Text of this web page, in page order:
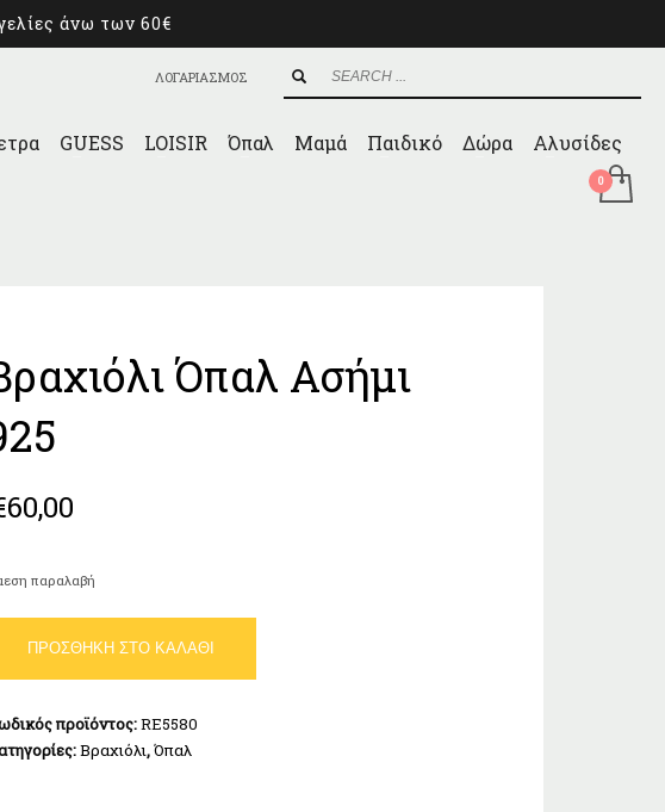
άνω των 60€
ΛΟΓΑΡΙΑΣΜΟΣ
GUESS LOISIR Όπαλ Μαμά Παιδικό Δώρα Αλυσίδες
Όπαλ Ασήμι
60,00
παραλαβή
ΠΡΟΣΘΉΚΗ ΣΤΟ ΚΑΛΆΘΙ
προϊόντος:RE5580
Βραχιόλι,Όπαλ